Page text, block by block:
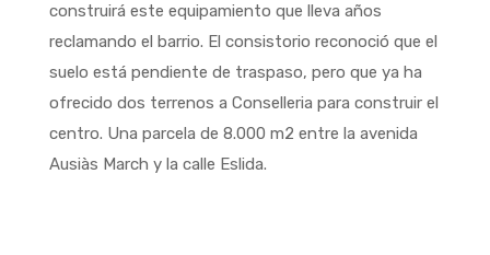
construirá este equipamiento que lleva años
reclamando el barrio. El consistorio reconoció que el
suelo está pendiente de traspaso, pero que ya ha
ofrecido dos terrenos a Conselleria para construir el
centro. Una parcela de 8.000 m2 entre la avenida
Ausiàs March y la calle Eslida.